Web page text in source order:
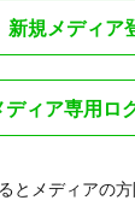
新規メディア
ディア専用ロ
とメディアの